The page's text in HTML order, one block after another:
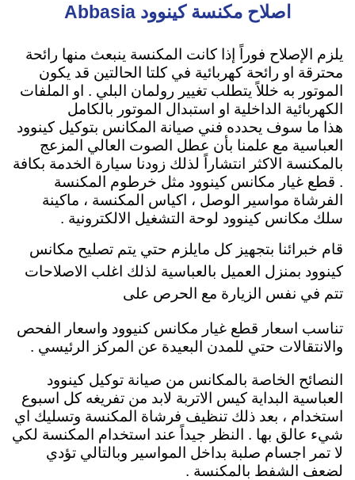
اصلاح مكنسة كينوود Abbasia
يلزم الإصلاح فوراً إذا كانت المكنسة ينبعث منها رائحة
محترقة او رائحة كهربائية في كلتا الحالتين قد يكون
الموتور به خللاً يتطلب تغيير رولمان البلي . او الملفات
الكهربائية الداخلية او استبدال الموتور بالكامل
هذا ما سوف يحدده فني صيانة المكانس بتوكيل كينوود
العباسية مع علمنا بأن عطل الصوت العالي المزعج
بالمكنسة الاكثر انتشاراً لذلك زودنا سيارة الخدمة بكافة
. قطع غيار مكانس كينوود مثل خرطوم المكنسة
الفرشاة مواسير الوصل ، اكياس المكنسة ، ماكينة
سلك مكانس كينوود لوحة التشغيل الالكترونية .
قام خبرائنا بتجهيز كل مايلزم حتي يتم تصليح مكانس
كينوود بمنزل العميل بالعباسية لذلك اغلب الاصلاحات
تتم في نفس الزيارة مع الحرص على
تناسب اسعار قطع غيار مكانس كنيوود واسعار الفحص
والانتقالات حتي للمدن البعيدة عن المركز الرئيسي .
النصائح الخاصة بالمكانس من صيانة توكيل كينوود
العباسية البداية كيس الاتربة لابد من تفريغه كل اسبوع
استخدام ، بعد ذلك تنظيف فرشاة المكنسة وتسليك اي
شيء عالق بها . النظر جيداً عند استخدام المكنسة لكي
لا تمر اجسام صلبة بداخل المواسير وبالتالي تؤدي
لضعف الشفط بالمكنسة .